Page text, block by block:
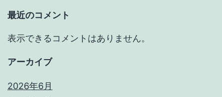
最近のコメント
表示できるコメントはありません。
アーカイブ
2026年6月